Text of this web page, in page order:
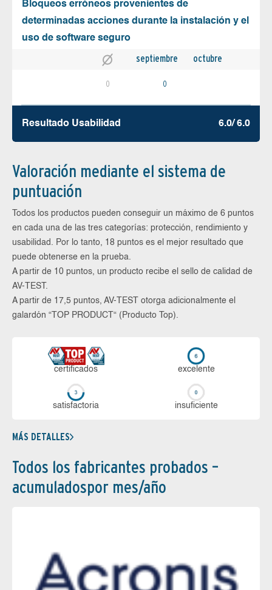
Bloqueos erróneos provenientes de
determinadas acciones durante la instalación y el
uso de software seguro
septiembre octubre
0 0
Resultado Usabilidad 6.0/ 6.0
Valoración mediante el sistema de
puntuación
Todos los productos pueden conseguir un máximo de 6 puntos
en cada una de las tres categorías: protección, rendimiento y
usabilidad. Por lo tanto, 18 puntos es el mejor resultado que
puede obtenerse en la prueba.
A partir de 10 puntos, un producto recibe el sello de calidad de
AV-TEST.
A partir de 17,5 puntos, AV-TEST otorga adicionalmente el
galardón “TOP PRODUCT“ (Producto Top).
certi­ficados ex­ce­len­te
sa­tis­fac­to­ria in­su­fi­cien­te
MÁS DETALLES
Todos los fabricantes probados –
acumuladospor mes/año